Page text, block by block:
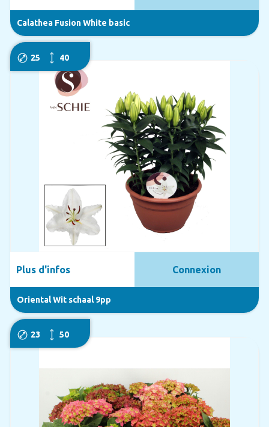
Calathea Fusion White basic
25 40
Oriental Wit schaal 9pp
Plus d'infos Connexion
23 50